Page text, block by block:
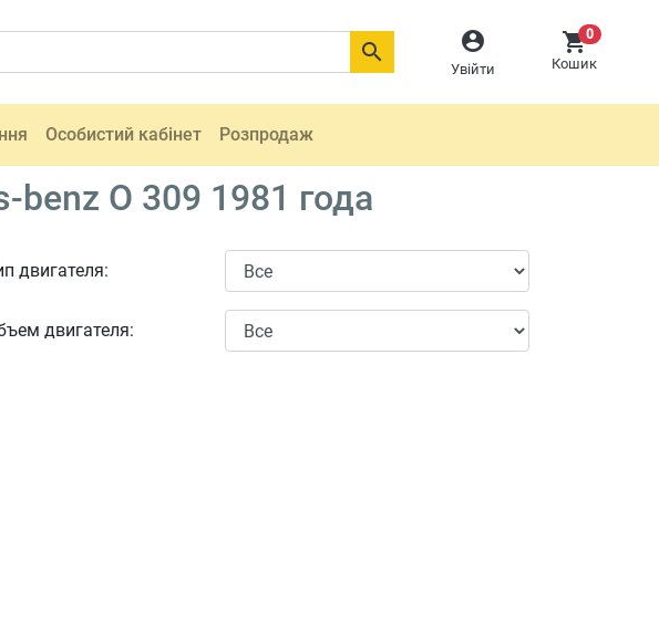

Увійти
0
Кошик

Особистий кабінет Розпродаж
O 309 1981 года
двигателя:
двигателя: